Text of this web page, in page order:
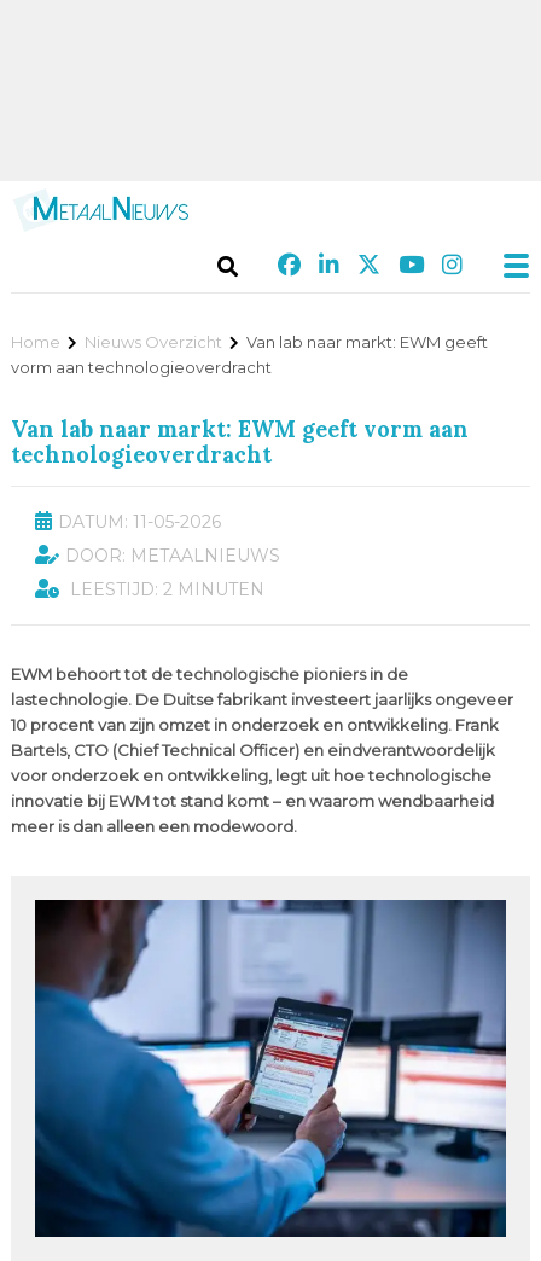
Home Nieuws Overzicht
Van lab naar markt: EWM geeft
vorm aan technologieoverdracht
Van lab naar markt: EWM geeft vorm aan
technologieoverdracht
DATUM: 11-05-2026
DOOR: METAALNIEUWS
LEESTIJD: 2 MINUTEN
EWM behoort tot de technologische pioniers in de
lastechnologie. De Duitse fabrikant investeert jaarlijks ongeveer
10 procent van zijn omzet in onderzoek en ontwikkeling. Frank
Bartels, CTO (Chief Technical Officer) en eindverantwoordelijk
voor onderzoek en ontwikkeling, legt uit hoe technologische
innovatie bij EWM tot stand komt – en waarom wendbaarheid
meer is dan alleen een modewoord.